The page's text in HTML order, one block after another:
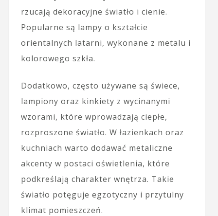
rzucają dekoracyjne światło i cienie.
Popularne są lampy o kształcie
orientalnych latarni, wykonane z metalu i
kolorowego szkła.
Dodatkowo, często używane są świece,
lampiony oraz kinkiety z wycinanymi
wzorami, które wprowadzają ciepłe,
rozproszone światło. W łazienkach oraz
kuchniach warto dodawać metaliczne
akcenty w postaci oświetlenia, które
podkreślają charakter wnętrza. Takie
światło potęguje egzotyczny i przytulny
klimat pomieszczeń.